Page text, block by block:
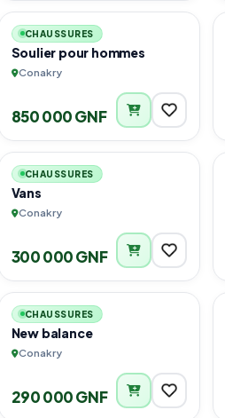
CHAUSSURES
Soulier pour hommes
Conakry
850 000 GNF
2
CHAUSSURES
Vans
Conakry
300 000 GNF
2
CHAUSSURES
New balance
Conakry
290 000 GNF
6